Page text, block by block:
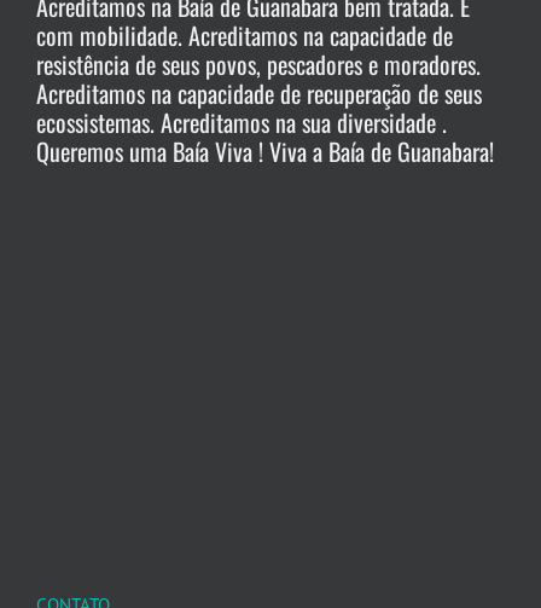
com mobilidade. Acreditamos na capacidade de
resistência de seus povos, pescadores e moradores.
Acreditamos na capacidade de recuperação de seus
ecossistemas. Acreditamos na sua diversidade .
Queremos uma Baía Viva ! Viva a Baía de Guanabara!